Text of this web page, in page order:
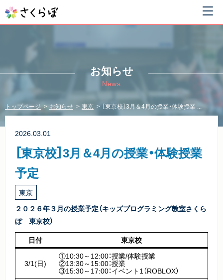
お知らせ
News
トップページ お知らせ 東京 ［東京校］3月＆4月の授業・体験授業 ...
2026.03.01
［東京校］3月＆4月の授業・体験授業
予定
東京
２０２６年３月の授業予定（キッズプログラミング教室さくら
ぼ 東京校）
日付
東京校
3/1(日)
①10:30～12:00：授業/体験授業
②13:30～15:00：授業
③15:30～17:00：イベント1（ROBLOX）